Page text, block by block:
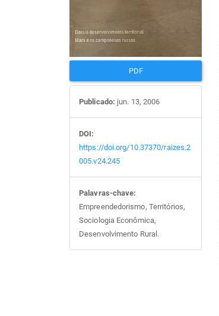
PDF
Publicado: jun. 13, 2006
DOI:
https://doi.org/10.37370/raizes.2
005.v24.245
Palavras-chave:
Empreendedorismo, Territórios,
Sociologia Econômica,
Desenvolvimento Rural.